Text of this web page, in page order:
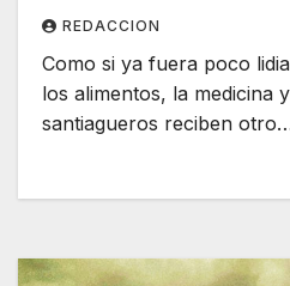
REDACCION
Como si ya fuera poco
los alimentos, la medicina
santiagueros reciben